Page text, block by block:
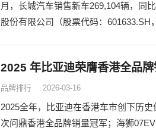
月，长城汽车销售新车269,104辆，同
股份有限公司（股票代码：601633.SH
2025 年比亚迪荣膺香港全品
品牌排行 2026-03-16
2025全年，比亚迪在香港车市创下历
次问鼎香港全品牌销量冠军；海狮